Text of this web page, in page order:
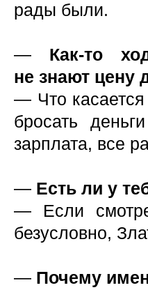
рады были.
— Как-то
не знают цену
— Что
бросать
зарплата, все
— Есть ли у
— Если
безусловно,
— Почему